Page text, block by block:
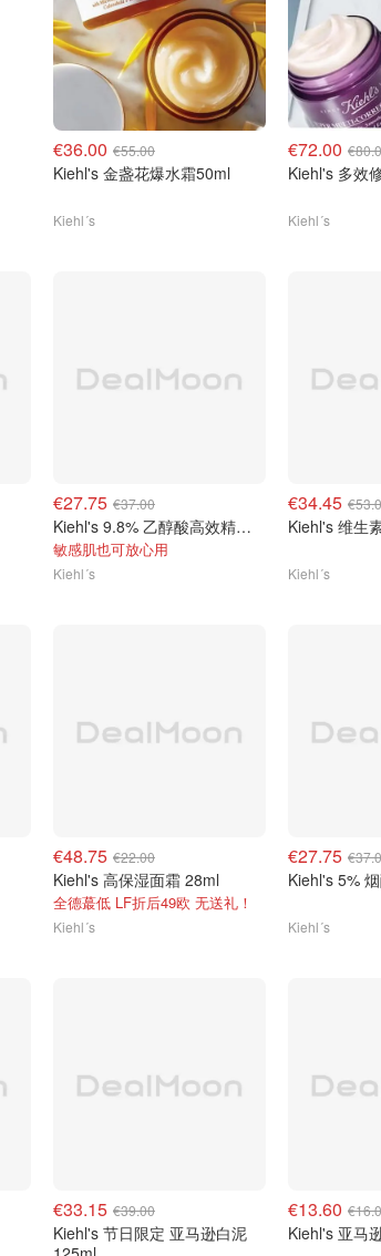
€36.00 €55.00
Kiehl's 金盏花爆水霜50ml
Kiehl´s
€72.00
Kiehl's 多效
Kiehl´s
€27.75 €37.00
Kiehl's 9.8% 乙醇酸高效精华液
敏感肌也可放心用
Kiehl´s
€34.45
Kiehl's 维生
Kiehl´s
€48.75 €22.00
Kiehl's 高保湿面霜 28ml
全德蕞低 LF折后49欧 无送礼！
Kiehl´s
€27.75
Kiehl's 5%
Kiehl´s
€33.15 €39.00
Kiehl's 节日限定 亚马逊白泥
€13.60
Kiehl's 亚马